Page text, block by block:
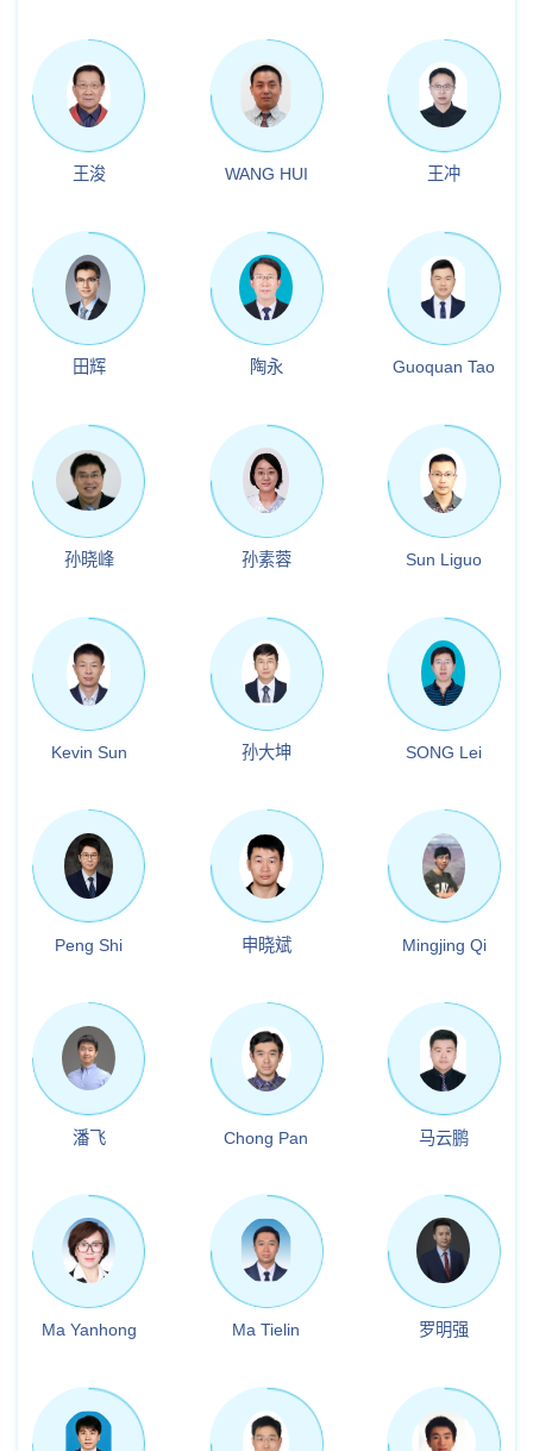
王浚 WANG HUI 王冲
田辉 陶永 Guoquan Tao
孙晓峰 孙素蓉 Sun Liguo
Kevin Sun 孙大坤 SONG Lei
Peng Shi 申晓斌 Mingjing Qi
潘飞 Chong Pan 马云鹏
Ma Yanhong Ma Tielin 罗明强